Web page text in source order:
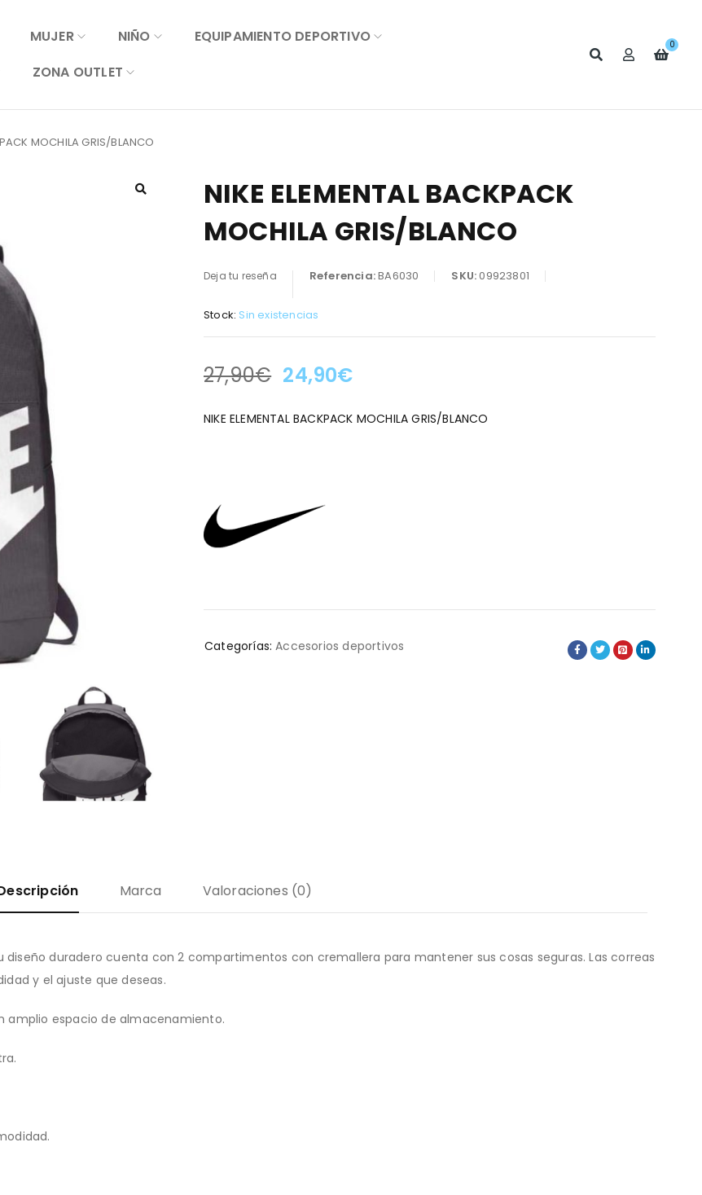
MUJER NIÑO
EQUIPAMIENTO DEPORTIVO
ZONA OUTLET
0
MOCHILA GRIS/BLANCO
NIKE ELEMENTAL BACKPACK
MOCHILA GRIS/BLANCO
Deja tu reseña Referencia:BA6030 SKU:09923801
Stock: Sin existencias
LA OFERTA TERMINA EN:
27,90€ 24,90€
NIKE ELEMENTAL BACKPACK MOCHILA GRIS/BLANCO
Categorías: Accesorios deportivos
Marca Valoraciones (0)
diseño duradero cuenta con 2 compartimentos con cremallera para mantener sus cosas seguras. Las correas
y el ajuste que deseas.
amplio espacio de almacenamiento.